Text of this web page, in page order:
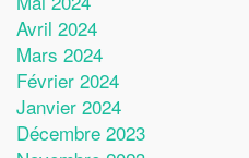
Avril 2024
Mars 2024
Février 2024
Janvier 2024
Décembre 2023